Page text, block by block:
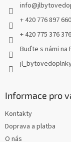
info@
+ 420 776 897 660
+ 420 775 376 376
Buďte s námi na
Informace pro
Kontakty
Doprava a platba
O nás